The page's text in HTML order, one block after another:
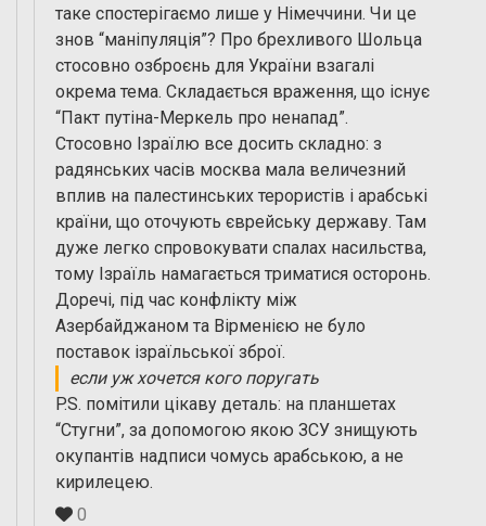
таке спостерігаємо лише у Німеччини. Чи це
знов “маніпуляція”? Про брехливого Шольца
стосовно озброєнь для України взагалі
окрема тема. Складається враження, що існує
“Пакт путіна-Меркель про ненапад”.
Стосовно Ізраїлю все досить складно: з
радянських часів москва мала величезний
вплив на палестинських терористів і арабські
країни, що оточують єврейську державу. Там
дуже легко спровокувати спалах насильства,
тому Ізраїль намагається триматися осторонь.
Доречі, під час конфлікту між
Азербайджаном та Вірменією не було
поставок ізраїльської зброї.
если уж хочется кого поругать
P.S. помітили цікаву деталь: на планшетах
“Стугни”, за допомогою якою ЗСУ знищують
окупантів надписи чомусь арабською, а не
кирилецею.
0